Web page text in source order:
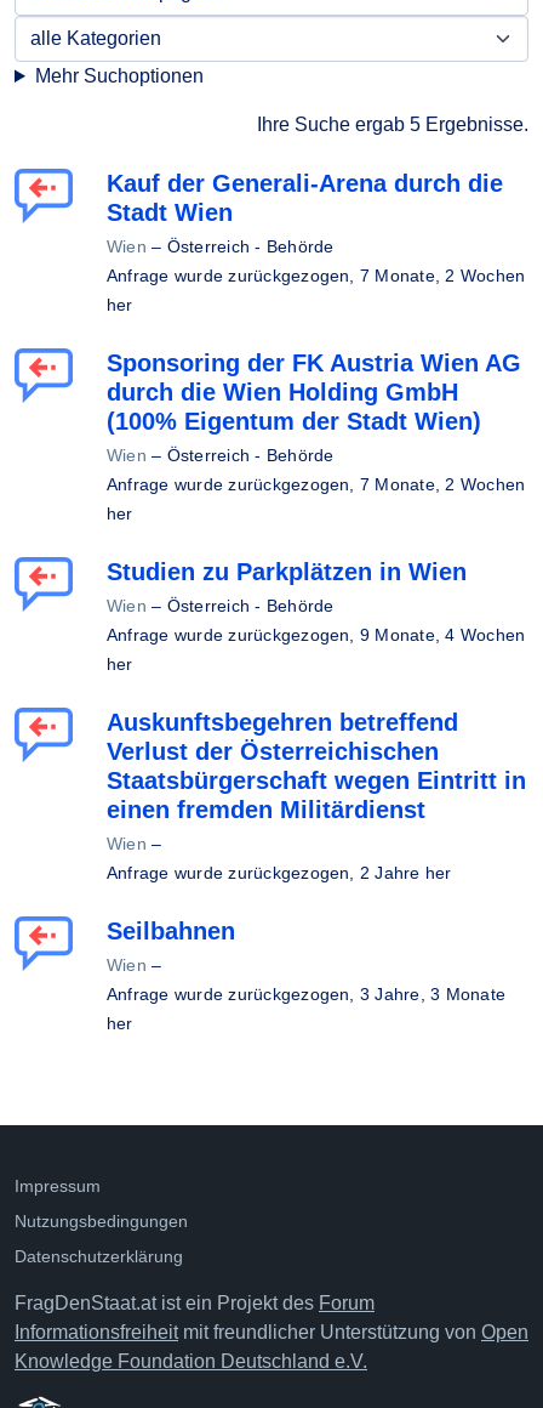
Mehr Suchoptionen
Ihre Suche ergab 5 Ergebnisse.
Kauf der Generali-Arena durch die
Stadt Wien
Wien – Österreich - Behörde
Anfrage wurde zurückgezogen, 7 Monate, 2 Wochen
her
Sponsoring der FK Austria Wien AG
durch die Wien Holding GmbH
(100% Eigentum der Stadt Wien)
Wien – Österreich - Behörde
Anfrage wurde zurückgezogen, 7 Monate, 2 Wochen
her
Studien zu Parkplätzen in Wien
Wien – Österreich - Behörde
Anfrage wurde zurückgezogen, 9 Monate, 4 Wochen
her
Auskunftsbegehren betreffend
Verlust der Österreichischen
Staatsbürgerschaft wegen Eintritt in
einen fremden Militärdienst
Wien –
Anfrage wurde zurückgezogen, 2 Jahre her
Seilbahnen
Wien –
Anfrage wurde zurückgezogen, 3 Jahre, 3 Monate
her
Impressum
Nutzungsbedingungen
Datenschutzerklärung
FragDenStaat.at ist ein Projekt des Forum
Informationsfreiheitmit freundlicher Unterstützung von Open
Knowledge Foundation Deutschland e.V.